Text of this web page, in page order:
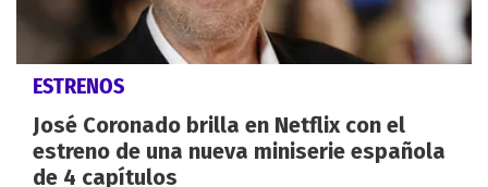
ESTRENOS
José Coronado brilla en Netflix con el
estreno de una nueva miniserie española
de 4 capítulos